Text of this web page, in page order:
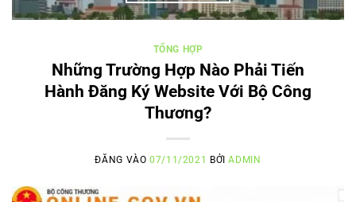
TỔNG HỢP
Những Trường Hợp Nào Phải Tiến
Hành Đăng Ký Website Với Bộ Công
Thương?
ĐĂNG VÀO07/11/2021 BỞIADMIN